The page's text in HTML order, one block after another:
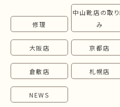
修理
中山靴店の取り
み
大阪店 京都店
倉敷店 札幌店
NEWS